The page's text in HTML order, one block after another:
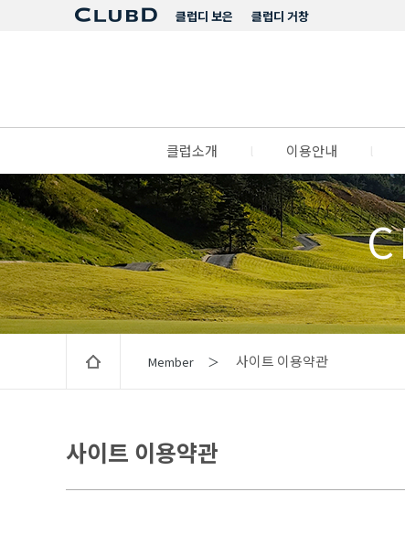
클럽디 거창
클럽디 보은
클럽소개 이용안내
Member ＞ 사이트 이용약관
사이트 이용약관